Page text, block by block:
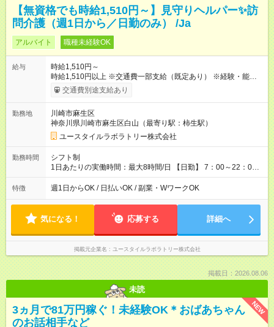
【無資格でも時給1,510円～】見守りヘルパー✨訪
問介護（週1日から／日勤のみ） /Ja
アルバイト 職種未経験OK
給与
時給1,510円～
時給1,510円以上 ※交通費一部支給（既定あり） ※経験・能力を
考慮して決定します 【収入例】 週1回勤務の場合：1,510円×8時
間×4回=4万8,320円 週3回勤務の場合：1,510円×8時間×12回
1,600円 【試用期間】試用期間あり 試用期間の長さ：2ヶ月
※ 雇用形態と給与に、本採用時と異なる部分があります。 雇用
形態：本採用時と同じです。 給与：時給 1,230円以上
交通費別途支給あり
勤務地
川崎市麻生区
神奈川県川崎市麻生区白山（最寄り駅：柿生駅）
ユースタイルラボラトリー株式会社
勤務時間
シフト制
1日あたりの実働時間：最大8時間/日 【日勤】 7：00～22：00
の間で6～8時間勤務（休憩時間は法定通り） ※週1日～OK ／ 1
日6時間から勤務OK ／ 夜勤なし ＊＊ 勤務時間例 ＊＊ ■8時
※訪問先により変動 ※曜日固定（毎週同じ曜日勤務）
特徴 週1日からOK / 日払いOK / 副業・WワークOK
気になる！ 応募する 詳細へ
掲載元企業名 ユースタイルラボラトリー株式会社
掲載日：2026.08.06
未読
NEW
3ヵ月で81万円稼ぐ！未経験OK＊おばあちゃん
のお話相手など